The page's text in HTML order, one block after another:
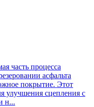
часть процесса
асфальта
покрытие. Этот
улучшения сцепления с
н...